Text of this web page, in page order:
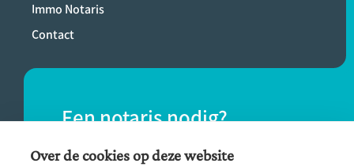
Immo Notaris
Contact
Een notaris nodig?
Vind eenvoudig een notaris bij jou in de
Over de cookies op deze website